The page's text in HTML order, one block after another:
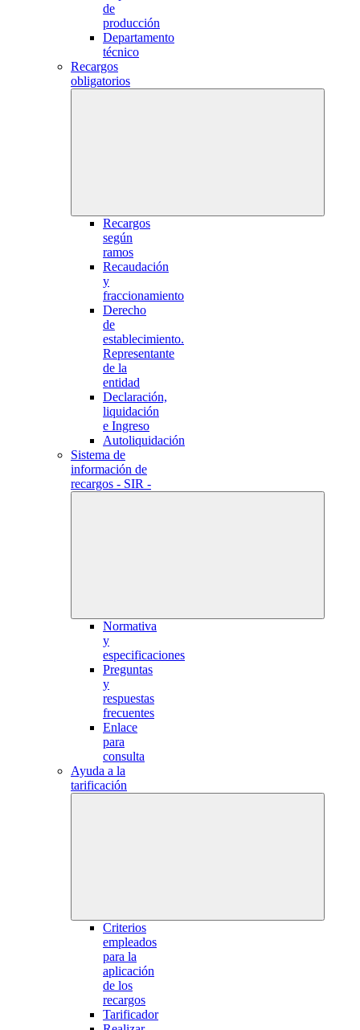
de
producción
Departamento
técnico
Recargos
obligatorios
Recargos
según
ramos
Recaudación
y
fraccionamiento
Derecho
de
establecimiento.
Representante
de la
entidad
Declaración,
liquidación
e Ingreso
Autoliquidación
Sistema de
información de
recargos - SIR -
Normativa
y
especificaciones
Preguntas
y
respuestas
frecuentes
Enlace
para
consulta
Ayuda a la
tarificación
Criterios
empleados
para la
aplicación
de los
recargos
Tarificador